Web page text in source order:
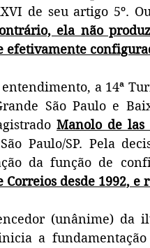
de seu artigo 5º.
ela não
efetivamente
entendimento, a 14ª
São Paulo e
Manolo de las
Paulo/SP. Pela
da função de
Correios desde 1992,
(unânime) da
a